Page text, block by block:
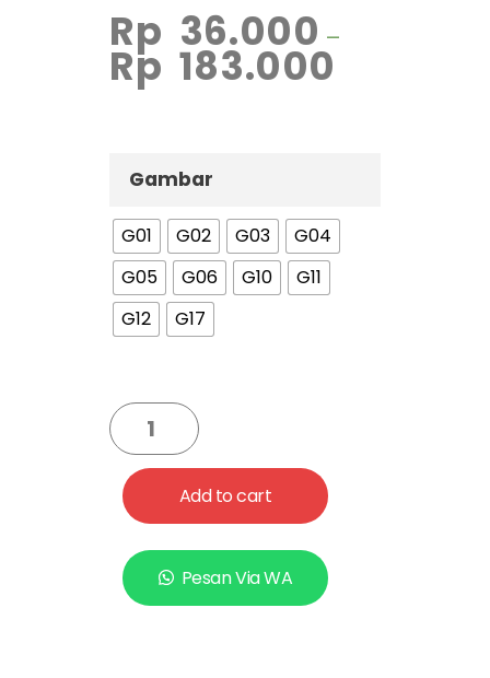
Rp 36.000 –
Rp 183.000
Gambar
G01 G02 G03
G04
G05
G06 G10
G11
G12
G17
Add to cart
Pesan Via WA